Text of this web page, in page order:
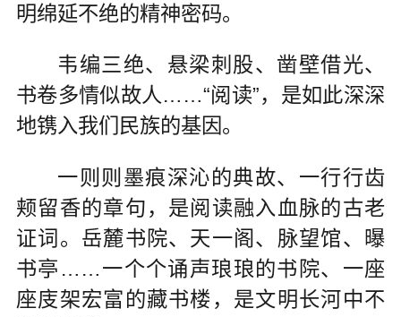
明绵延不绝的精神密码。
韦编三绝、悬梁刺股、凿壁借光、
书卷多情似故人……“阅读”，是如此深深
地镌入我们民族的基因。
一则则墨痕深沁的典故、一行行齿
颊留香的章句，是阅读融入血脉的古老
证词。岳麓书院、天一阁、脉望馆、曝
书亭……一个个诵声琅琅的书院、一座
座庋架宏富的藏书楼，是文明长河中不